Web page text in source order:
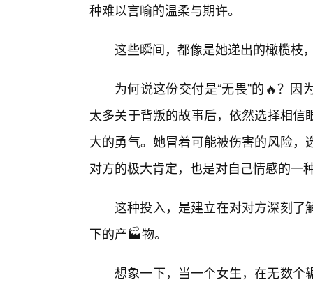
种难以言喻的温柔与期许。
这些瞬间，都像是她递出的橄榄枝
为何说这份交付是“无畏”的🔥？
太多关于背叛的故事后，依然选择相
大的勇气。她冒着可能被伤害的风险
对方的极大肯定，也是对自己情感的一
这种投入，是建立在对对方深刻了
下的产🏭物。
想象一下，当一个女生，在无数个